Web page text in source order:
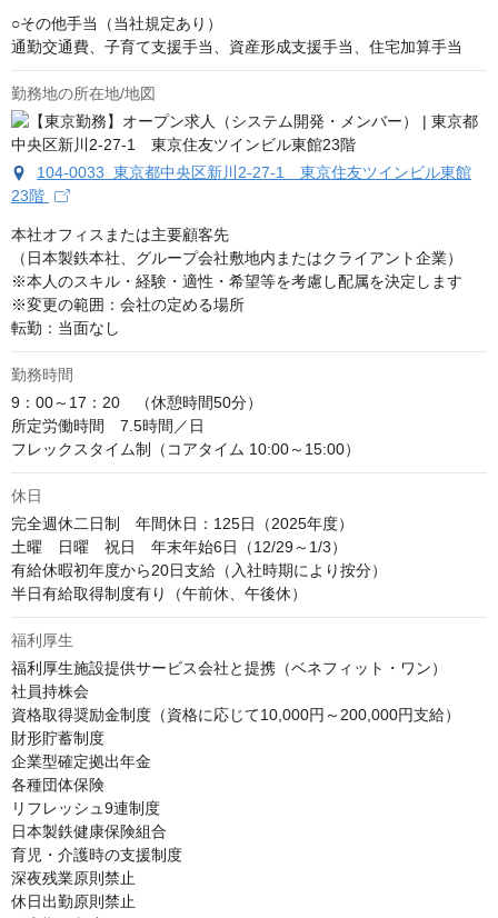
○その他手当（当社規定あり）
通勤交通費、子育て支援手当、資産形成支援手当、住宅加算手当
勤務地の所在地/地図
104-0033 東京都中央区新川2-27-1 東京住友ツインビル東館
23階
本社オフィスまたは主要顧客先
（日本製鉄本社、グループ会社敷地内またはクライアント企業）
※本人のスキル・経験・適性・希望等を考慮し配属を決定します
※変更の範囲：会社の定める場所
転勤：当面なし
勤務時間
9：00～17：20　（休憩時間50分）
所定労働時間　7.5時間／日
フレックスタイム制（コアタイム 10:00～15:00）
休日
完全週休二日制　年間休日：125日（2025年度）
土曜　日曜　祝日　年末年始6日（12/29～1/3）
有給休暇初年度から20日支給（入社時期により按分）
半日有給取得制度有り（午前休、午後休）
福利厚生
福利厚生施設提供サービス会社と提携（ベネフィット・ワン）
社員持株会
資格取得奨励金制度（資格に応じて10,000円～200,000円支給）
財形貯蓄制度
企業型確定拠出年金
各種団体保険
リフレッシュ9連制度
日本製鉄健康保険組合
育児・介護時の支援制度
深夜残業原則禁止
休日出勤原則禁止